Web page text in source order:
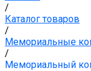
/
Каталог товаров
/
Мемориальные
/
Мемориальный